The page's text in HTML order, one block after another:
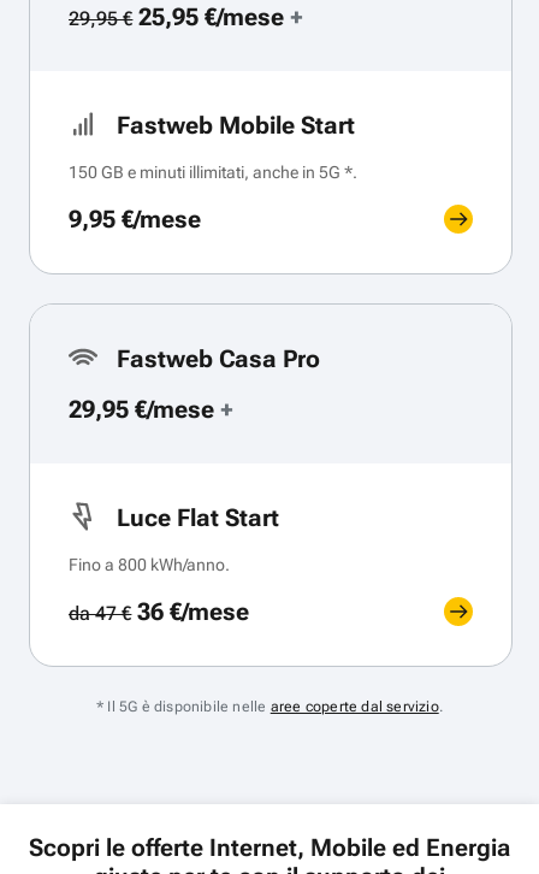
29,95 €25,95 €/mese+
Fastweb Mobile Start
150 GB e minuti illimitati, anche in 5G *.
9,95 €/mese
Fastweb Casa Pro
29,95 €/mese +
Luce Flat Start
Fino a 800 kWh/anno.
da 47 €36 €/mese
* Il 5G è disponibile nelle aree coperte dal servizio.
Scopri le offerte Internet, Mobile ed Energia